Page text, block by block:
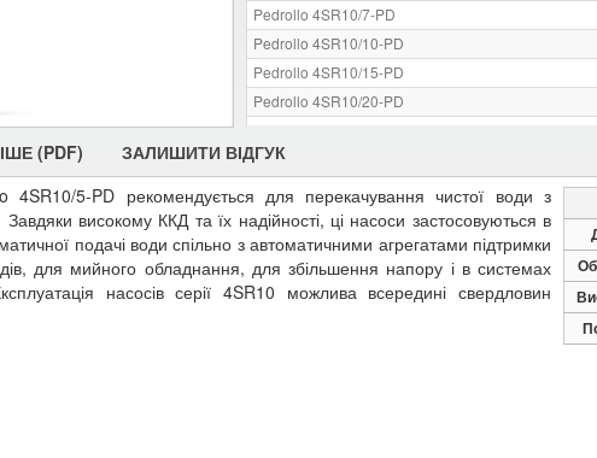
Pedrollo 4SR10/7-PD
Pedrollo 4SR10/10-PD
Pedrollo 4SR10/15-PD
Pedrollo 4SR10/20-PD
Pedrollo 4SR10/35-PD
(PDF) ЗАЛИШИТИ ВІДГУК
4SR10/5-PD рекомендується для перекачування чистої води з
високому ККД та їх надійності, ці насоси застосовуються в
подачі води спільно з автоматичними агрегатами підтримки
для мийного обладнання, для збільшення напору і в системах
насосів серії 4SR10 можлива всередині свердловин